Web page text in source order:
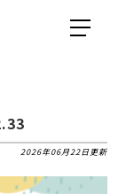
2026年06月22日更新